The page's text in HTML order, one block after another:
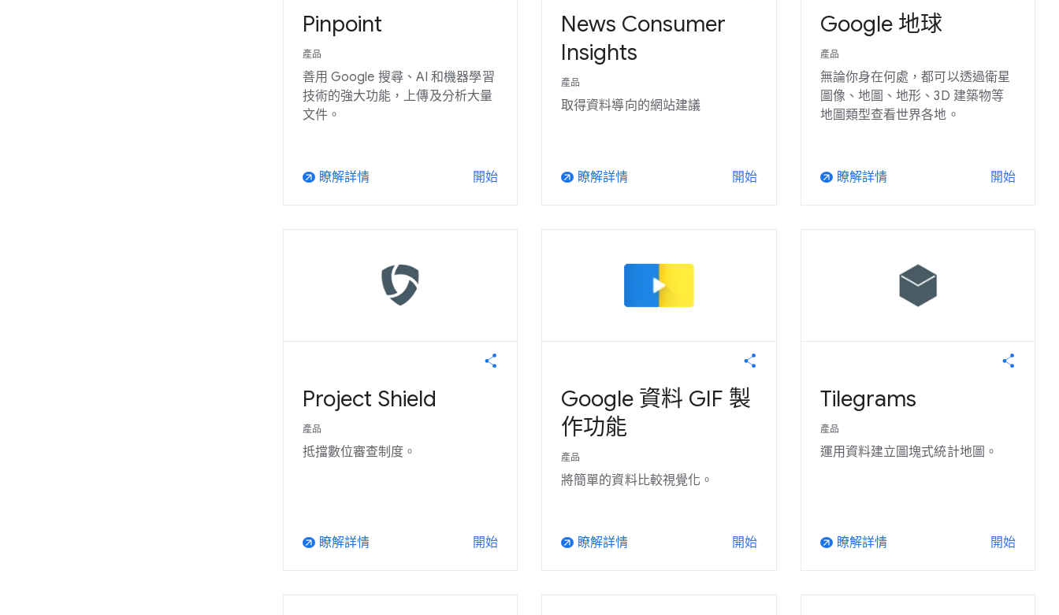
Pinpoint
產品
善用 Google 搜尋、AI 和機器學習
技術的強大功能，上傳及分析大量
文件。
arrow_outward 瞭解詳情 開始
News Consumer
Insights
產品
取得資料導向的網站建議
arrow_outward 瞭解詳情 開始
Google 地球
產品
無論你身在何處，都可以透過衛星
圖像、地圖、地形、3D 建築物等
地圖類型查看世界各地。
arrow_outward 瞭解詳情 開始
Project Shield
產品
抵擋數位審查制度。
arrow_outward 瞭解詳情 開始
Google 資料 GIF 製
作功能
產品
將簡單的資料比較視覺化。
arrow_outward 瞭解詳情 開始
Tilegrams
產品
運用資料建立圖塊式統計地圖。
arrow_outward 瞭解詳情 開始